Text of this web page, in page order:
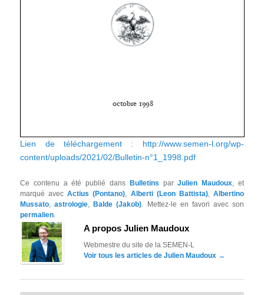
Lien de téléchargement : http://www.semen-l.org/wp-
content/uploads/2021/02/Bulletin-n°1_1998.pdf
Ce contenu a été publié dans Bulletins parJulien Maudoux, et
marqué avecActius (Pontano), Alberti (Leon Battista), Albertino
Mussato,astrologie,Balde (Jakob). Mettez-le en favori avec son
permalien.
A propos Julien Maudoux
Webmestre du site de la SEMEN-L
Voir tous les articles de Julien Maudoux →